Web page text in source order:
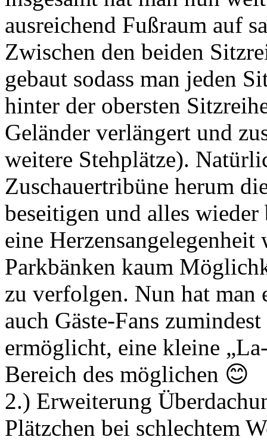
ausreichend Fußraum auf
Zwischen den beiden
gebaut sodass man jeden
hinter der obersten
Geländer verlängert und
weitere Stehplätze).
Zuschauertribüne herum
beseitigen und alles
eine Herzensangelegenheit
Parkbänken kaum
zu verfolgen. Nun hat man
auch Gäste-Fans
ermöglicht, eine kleine
Bereich des möglichen 😊
2.) Erweiterung
Plätzchen bei schlechtem